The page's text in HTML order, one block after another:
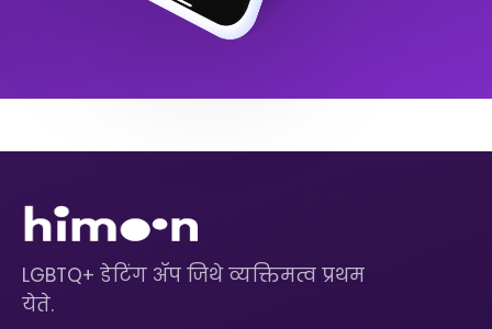
LGBTQ+ डेटिंग ॲप जिथे व्यक्तिमत्व प्रथम
येते.